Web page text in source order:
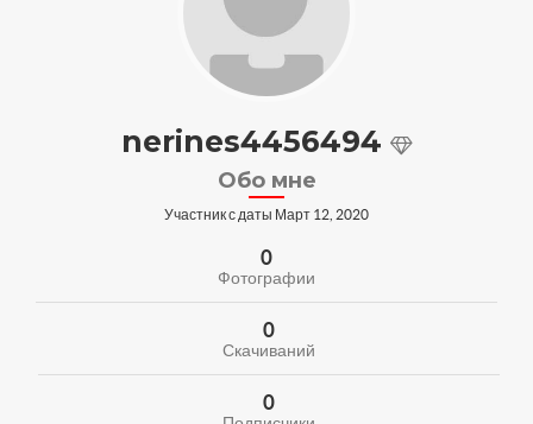
nerines4456494
Обо мне
Участник с даты Март 12, 2020
0
Фотографии
0
Скачиваний
0